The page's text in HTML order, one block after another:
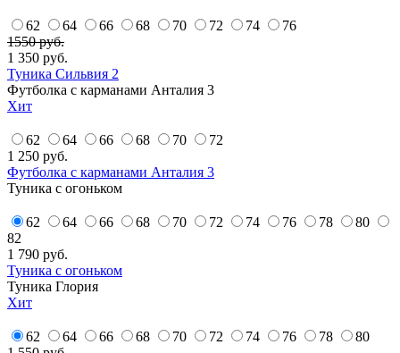
62 64 66 68 70 72 74
76
1550 руб.
1 350 руб.
Туника Сильвия 2
Футболка с карманами Анталия 3
Хит
62 64 66 68 70
72
1 250 руб.
Футболка с карманами Анталия 3
Туника с огоньком
62 64 66 68 70 72 74 76 78
80
82
1 790 руб.
Туника с огоньком
Туника Глория
Хит
62 64 66 68 70 72 74 76 78
80